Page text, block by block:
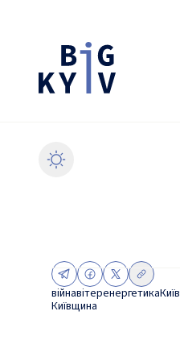
війнавітеренергетикаКиїв
Київщина